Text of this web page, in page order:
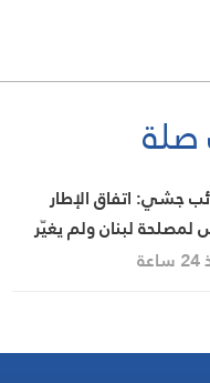
صلة
جشي: اتفاق الإطار
لمصلحة لبنان ولم يغيّر
الصراع مع العدو